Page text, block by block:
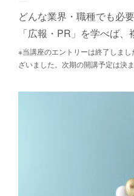
どんな業界・職種でも必
「広報・PR」を学べば
※当講座のエントリーは終了しま
ざいました。次期の開講予定は決